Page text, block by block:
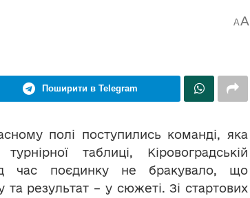
AA
Поширити в Telegram
полі поступились команді, яка
таблиці, Кіровоградській
час поєдинку не бракувало, що
результат – у сюжеті. Зі стартових